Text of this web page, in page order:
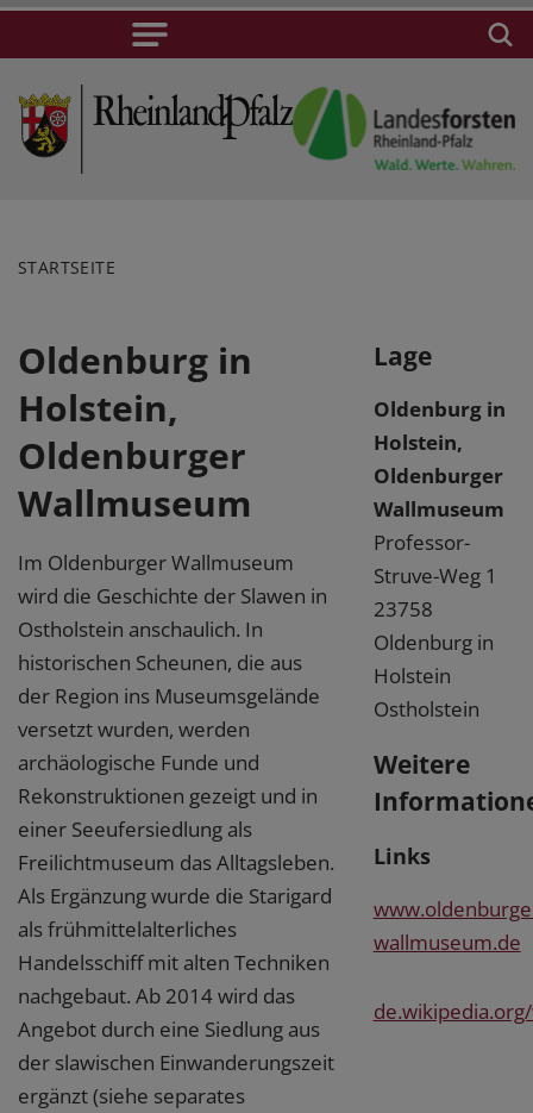
STARTSEITE
Oldenburg in
Holstein,
Oldenburger
Wallmuseum
Im Oldenburger Wallmuseum
wird die Geschichte der Slawen in
Ostholstein anschaulich. In
historischen Scheunen, die aus
der Region ins Museumsgelände
versetzt wurden, werden
archäologische Funde und
Rekonstruktionen gezeigt und in
einer Seeufersiedlung als
Freilichtmuseum das Alltagsleben.
Als Ergänzung wurde die Starigard
als frühmittelalterliches
Handelsschiff mit alten Techniken
nachgebaut. Ab 2014 wird das
Angebot durch eine Siedlung aus
der slawischen Einwanderungszeit
ergänzt (siehe separates
Lage
Oldenburg in
Holstein,
Oldenburger
Wallmuseum
Professor-
Struve-Weg 1
23758
Oldenburg in
Holstein
Ostholstein
Weitere
Links
wallmuseum.de